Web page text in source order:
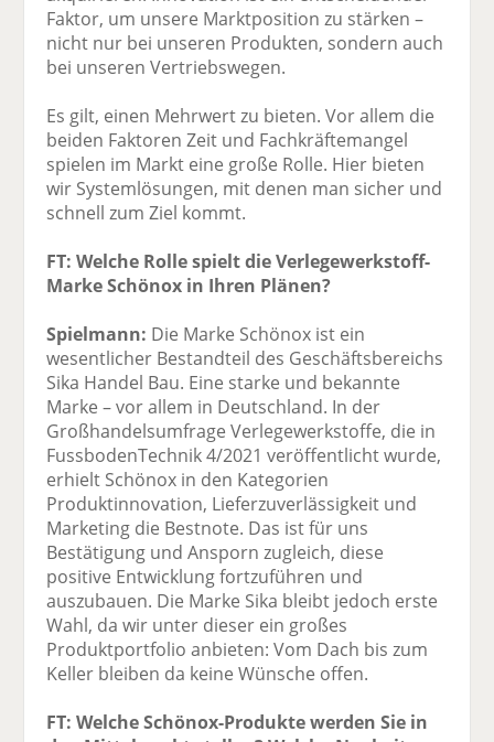
Faktor, um unsere Marktposition zu stärken –
nicht nur bei unseren Produkten, sondern auch
bei unseren Vertriebswegen.
Es gilt, einen Mehrwert zu bieten. Vor allem die
beiden Faktoren Zeit und Fachkräftemangel
spielen im Markt eine große Rolle. Hier bieten
wir Systemlösungen, mit denen man sicher und
schnell zum Ziel kommt.
FT: Welche Rolle spielt die Verlegewerkstoff-
Marke Schönox in Ihren Plänen?
Spielmann: Die Marke Schönox ist ein
wesentlicher Bestandteil des Geschäftsbereichs
Sika Handel Bau. Eine starke und bekannte
Marke – vor allem in Deutschland. In der
Großhandelsumfrage Verlegewerkstoffe, die in
FussbodenTechnik 4/2021 veröffentlicht wurde,
erhielt Schönox in den Kategorien
Produktinnovation, Lieferzuverlässigkeit und
Marketing die Bestnote. Das ist für uns
Bestätigung und Ansporn zugleich, diese
positive Entwicklung fortzuführen und
auszubauen. Die Marke Sika bleibt jedoch erste
Wahl, da wir unter dieser ein großes
Produktportfolio anbieten: Vom Dach bis zum
Keller bleiben da keine Wünsche offen.
FT: Welche Schönox-Produkte werden Sie in